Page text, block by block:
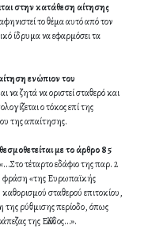
στην κατάθεση αίτησης
το θέμα αυτό από τον
ίδρυμα να εφαρμόσει τα
ενώπιον του
να ζητά να οριστεί σταθερό και
ο τόκος επί της
της απαίτησης.
με το άρθρο 85
τέταρτο εδάφιο της παρ. 2
φράση «της Ευρωπαϊκής
σταθερού επιτοκίου,
της ρύθμισης περίοδο, όπως
της Ελλάδος…».